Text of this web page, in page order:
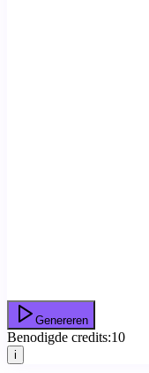
Genereren
Benodigde credits:10
i